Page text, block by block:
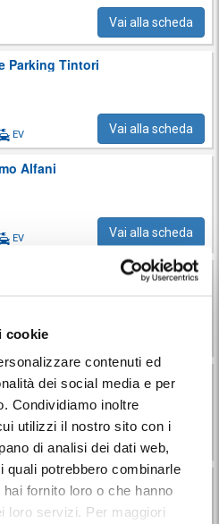
cookie
contenuti ed
dei social media e per
Condividiamo inoltre
utilizzi il nostro sito con i
di analisi dei dati web,
quali potrebbero combinarle
fornito loro o che hanno
loro servizi. Per maggiori
Vai alla scheda
Parking Tintori
EV Vai alla scheda
Alfani
EV Vai alla scheda
Giglio
Orsola